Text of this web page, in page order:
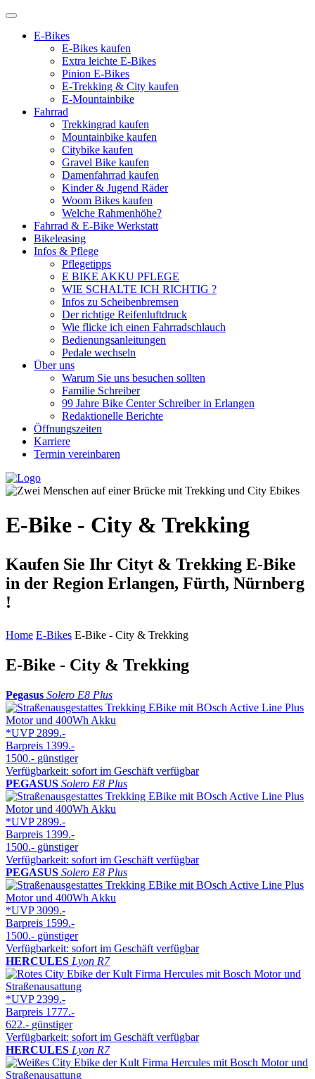
E-Bikes
E-Bikes kaufen
Extra leichte E-Bikes
Pinion E-Bikes
E-Trekking & City kaufen
E-Mountainbike
Fahrrad
Trekkingrad kaufen
Mountainbike kaufen
Citybike kaufen
Gravel Bike kaufen
Damenfahrrad kaufen
Kinder & Jugend Räder
Woom Bikes kaufen
Welche Rahmenhöhe?
Fahrrad & E-Bike Werkstatt
Bikeleasing
Infos & Pflege
Pflegetipps
E BIKE AKKU PFLEGE
WIE SCHALTE ICH RICHTIG ?
Infos zu Scheibenbremsen
Der richtige Reifenluftdruck
Wie flicke ich einen Fahrradschlauch
Bedienungsanleitungen
Pedale wechseln
Über uns
Warum Sie uns besuchen sollten
Familie Schreiber
99 Jahre Bike Center Schreiber in Erlangen
Redaktionelle Berichte
Öffnungszeiten
Karriere
Termin vereinbaren
E-Bike - City & Trekking
Kaufen Sie Ihr Cityt & Trekking E-Bike
in der Region Erlangen, Fürth, Nürnberg
!
Home E-Bikes E-Bike - City & Trekking
E-Bike - City & Trekking
Pegasus Solero E8 Plus
*UVP 2899.-
Barpreis 1399.-
1500.- günstiger
Verfügbarkeit: sofort im Geschäft verfügbar
PEGASUS Solero E8 Plus
*UVP 2899.-
Barpreis 1399.-
1500.- günstiger
Verfügbarkeit: sofort im Geschäft verfügbar
PEGASUS Solero E8 Plus
*UVP3099.-
Barpreis 1599.-
1500.- günstiger
Verfügbarkeit: sofort im Geschäft verfügbar
HERCULES Lyon R7
*UVP 2399.-
Barpreis 1777.-
622.- günstiger
Verfügbarkeit: sofort im Geschäft verfügbar
HERCULES Lyon R7